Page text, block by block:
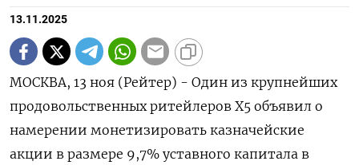
13.11.2025
МОСКВА, 13 ноя (Рейтер) - Один из крупнейших
продовольственных ритейлеров X5 объявил о
намерении монетизировать казначейские
акции в размере 9,7% уставного капитала в